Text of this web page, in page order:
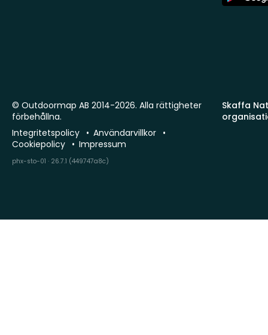
Skaffa
© Outdoormap AB 2014-2026. Alla rättigheter
förbehållna.
Integritetspolicy
Användarvillkor
Cookiepolicy
Impressum
phx-sto-01 · 26.7.1 (449747a8c)